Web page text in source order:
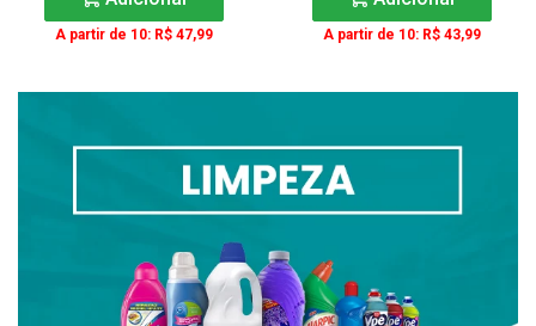
A partir de 10: R$ 47,99 A partir de 10: R$ 43,99